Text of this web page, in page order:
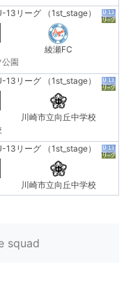
13リーグ （1st_stage）
綾瀬FC
園
13リーグ （1st_stage）
川崎市立向丘中学校
13リーグ （1st_stage）
川崎市立向丘中学校
squad